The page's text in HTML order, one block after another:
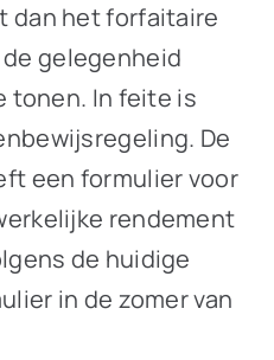
dan het forfaitaire
gelegenheid
tonen. In feite is
De
een formulier voor
rendement
de huidige
in de zomer van